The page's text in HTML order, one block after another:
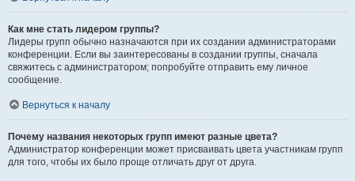
Как мне стать лидером группы?
Лидеры групп обычно назначаются при их создании администраторами
конференции. Если вы заинтересованы в создании группы, сначала
свяжитесь с администратором; попробуйте отправить ему личное
сообщение.
Вернуться к началу
Почему названия некоторых групп имеют разные цвета?
Администратор конференции может присваивать цвета участникам групп
для того, чтобы их было проще отличать друг от друга.